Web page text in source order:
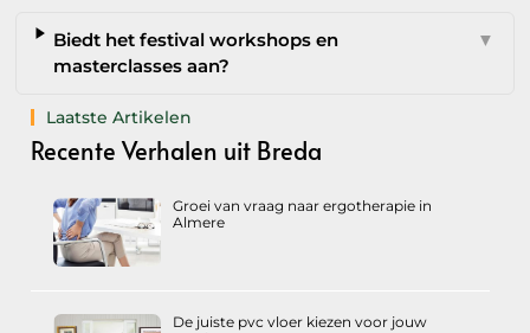
Biedt het festival workshops en
masterclasses aan?
▼
Laatste Artikelen
Recente Verhalen uit Breda
Groei van vraag naar ergotherapie in
Almere
De juiste pvc vloer kiezen voor jouw